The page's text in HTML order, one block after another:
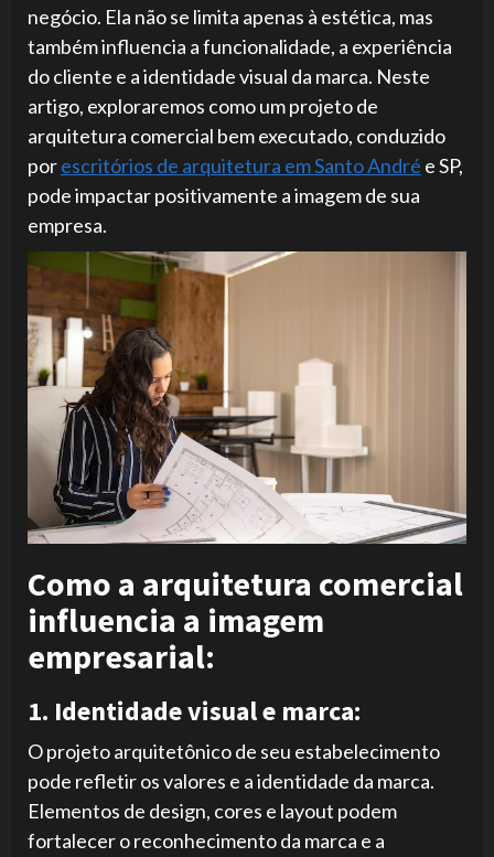
negócio. Ela não se limita apenas à estética, mas
também influencia a funcionalidade, a experiência
do cliente e a identidade visual da marca. Neste
artigo, exploraremos como um projeto de
arquitetura comercial bem executado, conduzido
porescritórios de arquitetura em Santo André e SP,
pode impactar positivamente a imagem de sua
empresa.
Como a arquitetura comercial
influencia a imagem
empresarial:
1. Identidade visual e marca:
O projeto arquitetônico de seu estabelecimento
pode refletir os valores e a identidade da marca.
Elementos de design, cores e layout podem
fortalecer o reconhecimento da marca e a